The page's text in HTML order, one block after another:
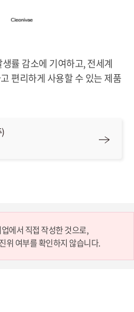
률 감소에 기여하고, 전세계
편리하게 사용할 수 있는 제품
에서 직접 작성한 것으로,
위 여부를 확인하지 않습니다.